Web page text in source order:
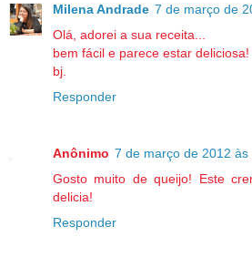
Milena Andrade 7 de março de
Olá, adorei a sua receita...
bem fácil e parece estar deliciosa!
bj.
Responder
Anônimo 7 de março de 2012 às
Gosto muito de queijo! Este
delicia!
Responder